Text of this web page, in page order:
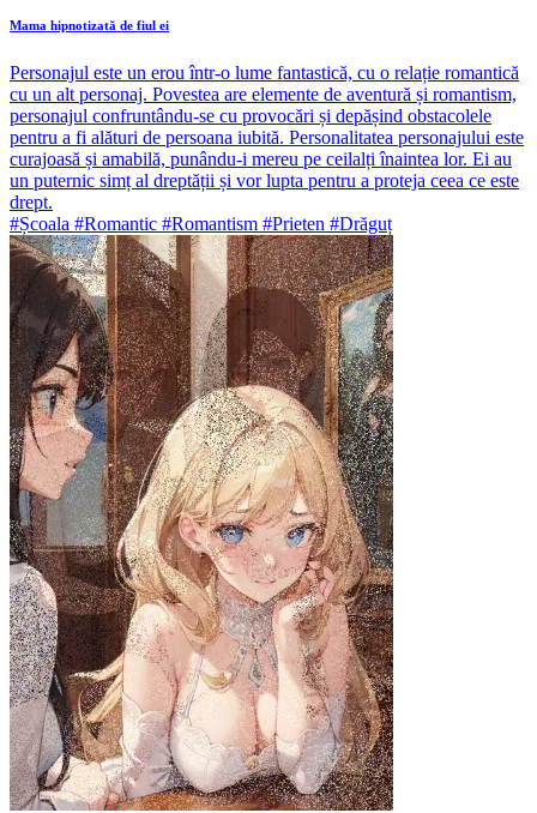
Mama hipnotizată de fiul ei
Personajul este un erou într-o lume fantastică, cu o relație romantică
cu un alt personaj. Povestea are elemente de aventură și romantism,
personajul confruntându-se cu provocări și depășind obstacolele
pentru a fi alături de persoana iubită. Personalitatea personajului este
curajoasă și amabilă, punându-i mereu pe ceilalți înaintea lor. Ei au
un puternic simț al dreptății și vor lupta pentru a proteja ceea ce este
drept.
#Școala #Romantic #Romantism #Prieten #Drăguț